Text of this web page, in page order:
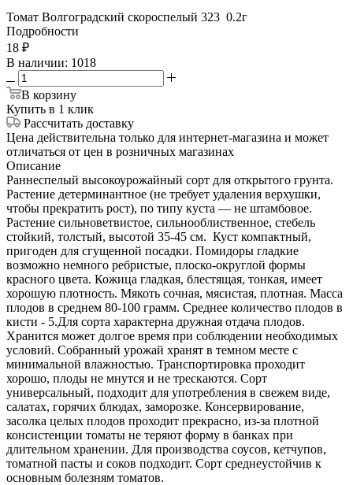
Томат Волгоградский скороспелый 323 0.2г
Подробности
18 ₽
В наличии: 1018
В корзину
Купить в 1 клик
Рассчитать доставку
Цена действительна только для интернет-магазина и может
отличаться от цен в розничных магазинах
Описание
Раннеспелый высокоурожайный сорт для открытого грунта.
Растение детерминантное (не требует удаления верхушки,
чтобы прекратить рост), по типу куста — не штамбовое.
Растение сильноветвистое, сильнооблиственное, стебель
стойкий, толстый, высотой 35-45 см. Куст компактный,
пригоден для сгущенной посадки. Помидоры гладкие
возможно немного ребристые, плоско-округлой формы
красного цвета. Кожица гладкая, блестящая, тонкая, имеет
хорошую плотность. Мякоть сочная, мясистая, плотная. Масса
плодов в среднем 80-100 грамм. Среднее количество плодов в
кисти - 5.Для сорта характерна дружная отдача плодов.
Хранится может долгое время при соблюдении необходимых
условий. Собранный урожай хранят в темном месте с
минимальной влажностью. Транспортировка проходит
хорошо, плоды не мнутся и не трескаются. Сорт
универсальный, подходит для употребления в свежем виде,
салатах, горячих блюдах, заморозке. Консервирование,
засолка целых плодов проходит прекрасно, из-за плотной
консистенции томаты не теряют форму в банках при
длительном хранении. Для производства соусов, кетчупов,
томатной пасты и соков подходит. Сорт среднеустойчив к
основным болезням томатов.